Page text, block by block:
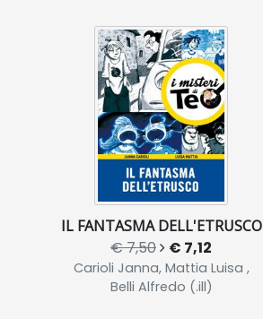
IL FANTASMA DELL'ETRUSCO
€ 7,50 € 7,12
Carioli Janna, Mattia Luisa ,
Belli Alfredo (.ill)